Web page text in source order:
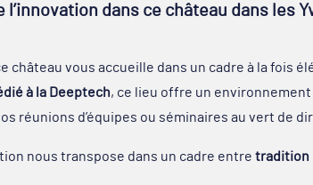
l’innovation dans ce château dans les
château vous accueille dans un cadre à la fois
à la Deeptech, ce lieu offre un
réunions d’équipes ou séminaires au vert de
nous transpose dans un cadre entre tradition